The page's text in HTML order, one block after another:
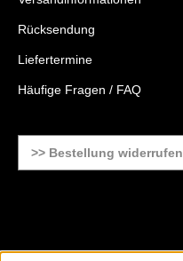
Rücksendung
Liefertermine
Häufige Fragen / FAQ
>> Bestellung widerrufen